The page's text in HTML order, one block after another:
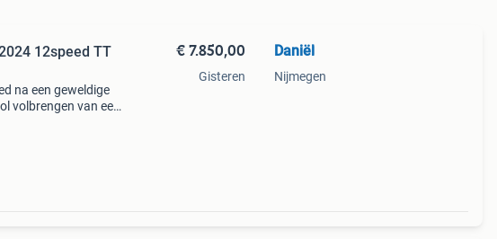
12speed TT
na een geweldige
volbrengen van een
€ 7.850,00
Gisteren
Daniël
Nijmegen